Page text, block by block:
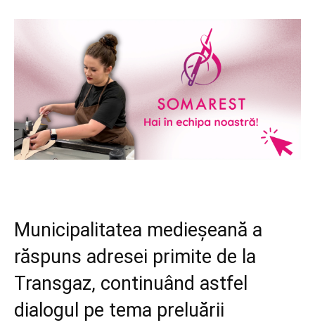
Municipalitatea medieșeană a
răspuns adresei primite de la
Transgaz, continuând astfel
dialogul pe tema preluării